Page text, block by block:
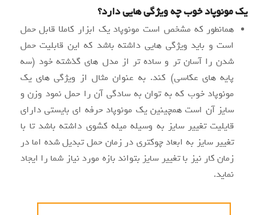
یک مونوپاد خوب چه ویژگی هایی دارد؟
همانطور که مشخص است مونوپاد یک ابزار کاملا قابل حمل
است و باید ویژگی هایی داشته باشد که این قابلیت حمل
شدن را آسان تر و ساده تر از مدل های گذشته خود (سه
پایه های عکاسی) کند. به عنوان مثال از ویژگی های یک
مونوپاد خوب که به توان به سادگی آن را حمل نمود وزن و
سایز آن است همچینین یک مونوپاد حرفه ای بایستی دارای
قایلیت تغییر سایز به وسیله میله کشوی داشته باشد تا با
تغییر سایز به ابعاد چوکتری در زمان حمل تبدیل شده اما در
زمان کار نیز با تغییر سایز بتواند بازه مورد نیاز شما را ایجاد
نماید.